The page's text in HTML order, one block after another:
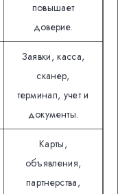
повышает
доверие.
Заявки, касса,
сканер,
терминал, учет и
документы.
Карты,
объявления,
партнерства,